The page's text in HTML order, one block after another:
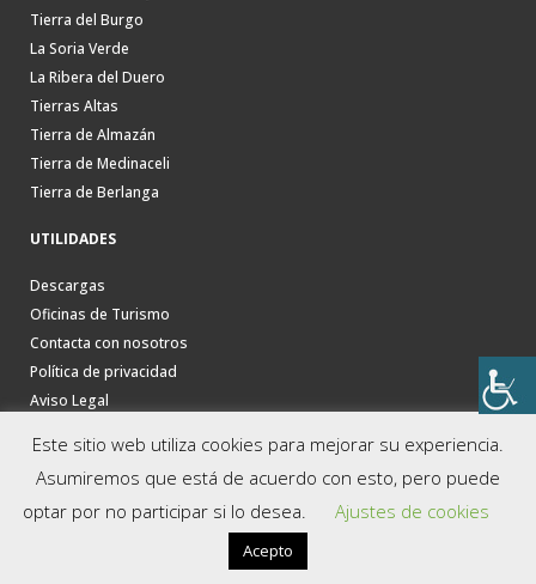
Tierra del Burgo
La Soria Verde
La Ribera del Duero
Tierras Altas
Tierra de Almazán
Tierra de Medinaceli
Tierra de Berlanga
UTILIDADES
Descargas
Oficinas de Turismo
Contacta con nosotros
Política de privacidad
Aviso Legal
Este sitio web utiliza cookies para mejorar su experiencia.
Asumiremos que está de acuerdo con esto, pero puede
optar por no participar si lo desea.
Ajustes de cookies
Acepto